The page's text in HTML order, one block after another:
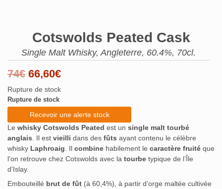
Cotswolds Peated Cask
Single Malt Whisky, Angleterre, 60.4%, 70cl.
74€ Le
prix
initial
était :
74€.
66,60€Le
prix
actuel
est :
66,60€.
Rupture de stock
Rupture de stock
Recevoir une alerte stock
Le whisky Cotswolds Peated est un single malt tourbé
anglais . Il est vieilli dans des fûts ayant contenu le célèbre
whisky Laphroaig . Il combine habilement le caractère fruité que
l’on retrouve chez Cotswolds avec la tourbe typique de l’Île
d’Islay.
Embouteillé brut de fût (à 60,4%), à partir d’orge maltée cultivée